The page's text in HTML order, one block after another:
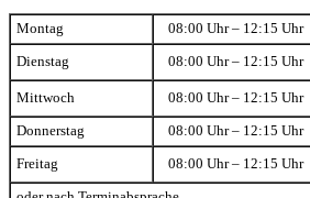
Montag 08:00 Uhr – 12:15 Uhr
Dienstag 08:00 Uhr – 12:15 Uhr
Mittwoch 08:00 Uhr – 12:15 Uhr
Donnerstag 08:00 Uhr – 12:15 Uhr
Freitag 08:00 Uhr – 12:15 Uhr